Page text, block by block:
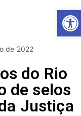
de 2022
do Rio
de selos
Justiça